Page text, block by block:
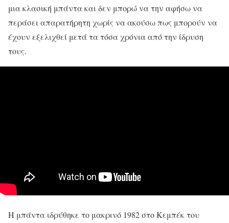
μια κλασική μπάντα και δεν μπορώ να την αφήσω να
περάσει απαρατήρητη χωρίς να ακούσω πως μπορούν να
έχουν εξελιχθεί μετά τα τόσα χρόνια από την ίδρυση
τους.
Η μπάντα ιδρύθηκε το μακρινό 1982 στο Κεμπέκ του